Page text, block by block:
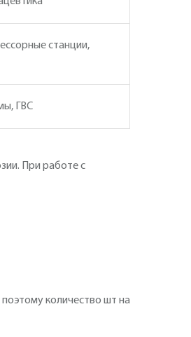
станции,
ГВС
При работе с
количество шт на